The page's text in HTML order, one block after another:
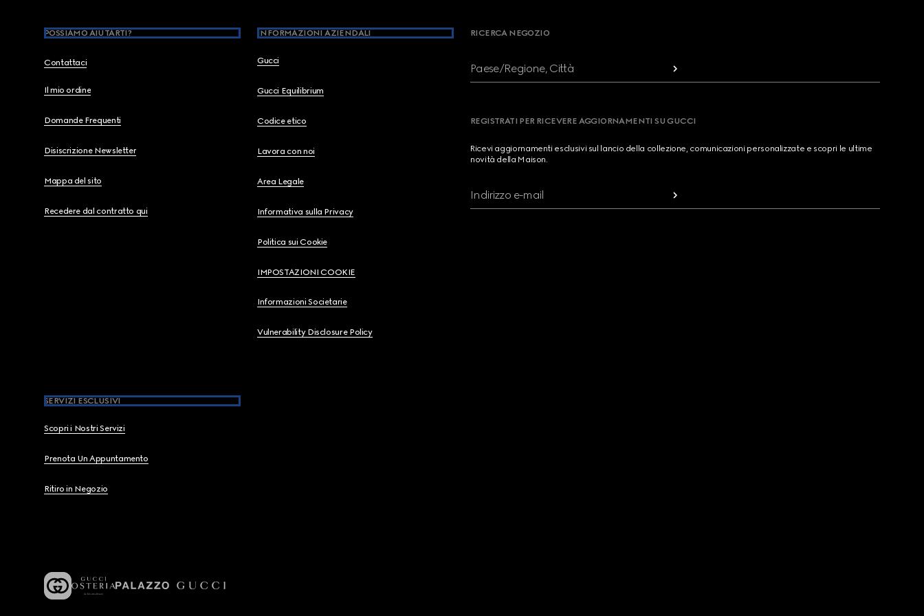
POSSIAMO AIUTARTI?
Contattaci
Il mio ordine
Domande Frequenti
Disiscrizione Newsletter
Mappa del sito
Recedere dal contratto qui
INFORMAZIONI AZIENDALI
Gucci
Gucci Equilibrium
Codice etico
Lavora con noi
Area Legale
Informativa sulla Privacy
Politica sui Cookie
IMPOSTAZIONI COOKIE
Informazioni Societarie
Vulnerability Disclosure Policy
SERVIZI ESCLUSIVI
Scopri i Nostri Servizi
Prenota Un Appuntamento
Ritiro in Negozio
RICERCA NEGOZIO
Paese/Regione, Città
REGISTRATI PER RICEVERE AGGIORNAMENTI SU GUCCI
Ricevi aggiornamenti esclusivi sul lancio della collezione, comunicazioni personalizzate e scopri le ultime
novità della Maison.
Indirizzo e-mail